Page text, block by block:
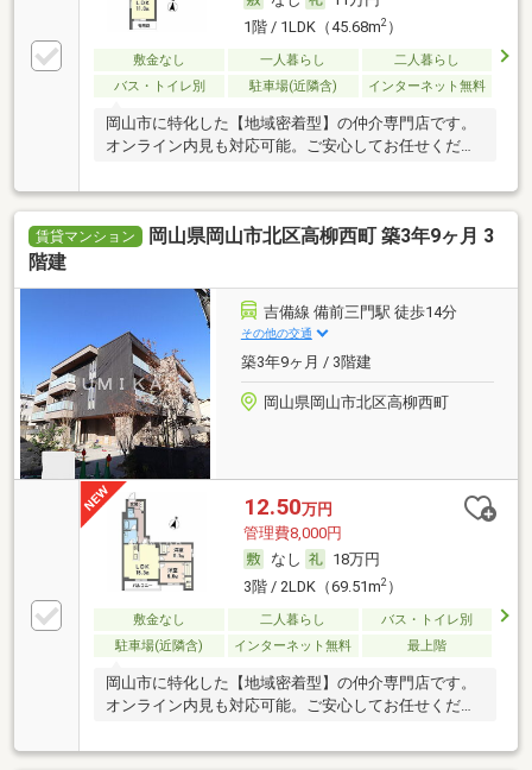
1階 / 1LDK（45.68m2）
敷金なし 一人暮らし
二人暮らし
バス・トイレ別
駐車場(近隣含) インターネット無料
岡山市に特化した【地域密着型】の仲介専門店です。
オンライン内見も対応可能。ご安心してお任せくださ
賃貸マンション
岡山県岡山市北区高柳西町 築3年9ヶ月 3
階建
吉備線 備前三門駅 徒歩14分
その他の交通
築3年9ヶ月 / 3階建
岡山県岡山市北区高柳西町
12.50万円
管理費8,000円
なし
18万円
3階 / 2LDK（69.51m2）
敷金なし 二人暮らし
バス・トイレ別
駐車場(近隣含)
インターネット無料 最上階
岡山市に特化した【地域密着型】の仲介専門店です。
オンライン内見も対応可能。ご安心してお任せくださ